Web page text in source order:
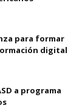
para formar
digital
a programa